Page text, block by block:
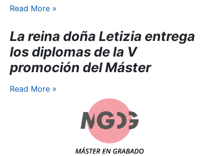
Read More »
La reina doña Letizia entrega
los diplomas de la V
promoción del Máster
Read More »